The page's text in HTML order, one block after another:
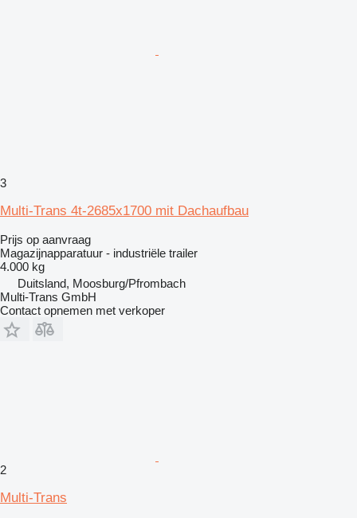
3
Multi-Trans 4t-2685x1700 mit Dachaufbau
Prijs op aanvraag
Magazijnapparatuur - industriële trailer
4.000 kg
Duitsland, Moosburg/Pfrombach
Multi-Trans GmbH
Contact opnemen met verkoper
2
Multi-Trans